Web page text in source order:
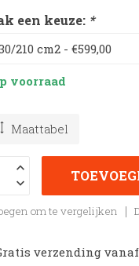
een keuze: *
voorraad
Maattabel
om te vergelijken
verzending vanaf